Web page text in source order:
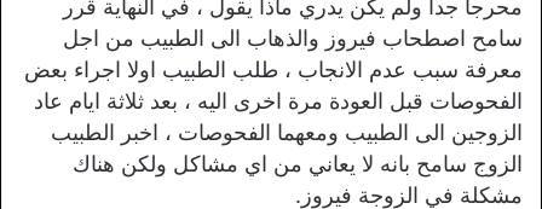
محرجا جدا ولم يكن يدري ماذا يقول ، في النهاية قرر
سامح اصطحاب فيروز والذهاب الى الطبيب من اجل
معرفة سبب عدم الانجاب ، طلب الطبيب اولا اجراء بعض
الفحوصات قبل العودة مرة اخرى اليه ، بعد ثلاثة ايام عاد
الزوجين الى الطبيب ومعهما الفحوصات ، اخبر الطبيب
الزوج سامح بانه لا يعاني من اي مشاكل ولكن هناك
مشكلة في الزوجة فيروز.